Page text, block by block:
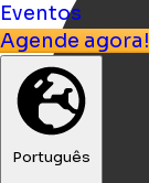
Eventos
Agende agora!
Português